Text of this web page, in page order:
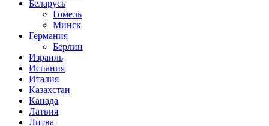
Беларусь
Гомель
Минск
Германия
Берлин
Израиль
Испания
Италия
Казахстан
Канада
Латвия
Литва